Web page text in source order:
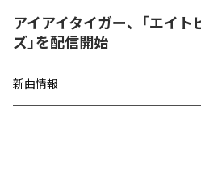
アイアイタイガー、「エイ
ズ」を配信開始
新曲情報